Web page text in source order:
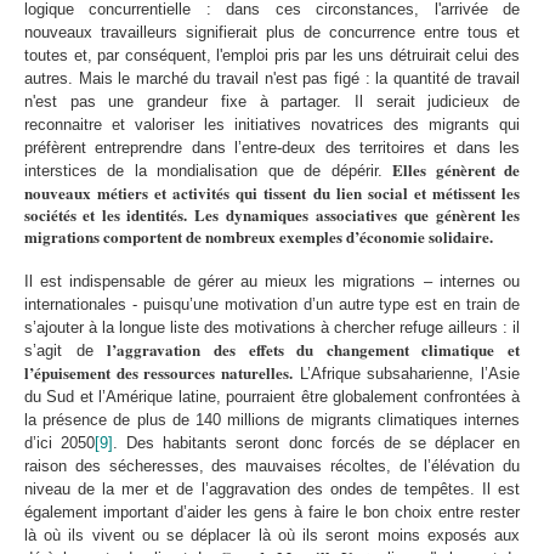
logique concurrentielle : dans ces circonstances, l'arrivée de
nouveaux travailleurs signifierait plus de concurrence entre tous et
toutes et, par conséquent, l'emploi pris par les uns détruirait celui des
autres. Mais le marché du travail n'est pas figé : la quantité de travail
n'est pas une grandeur fixe à partager. Il serait judicieux de
reconnaitre et valoriser les initiatives novatrices des migrants qui
préfèrent entreprendre dans l’entre-deux des territoires et dans les
interstices de la mondialisation que de dépérir.Elles génèrent de
nouveaux métiers et activités qui tissent du lien social et métissent les
sociétés et les identités. Lesdynamiques associativesque génèrent les
migrations comportent de nombreux exemples d’économie solidaire.
Il est indispensable de gérer au mieux les migrations – internes ou
internationales - puisqu’une motivation d’un autre type est en train de
s’ajouter à la longue liste des motivations à chercher refuge ailleurs : il
s’agit del’aggravation des effets du changement climatique et
l’épuisement des ressources naturelles. L’Afrique subsaharienne, l’Asie
du Sud et l’Amérique latine, pourraient être globalement confrontées à
la présence de plus de 140 millions de migrants climatiques internes
d’ici 2050[9] . Des habitants seront donc forcés de se déplacer en
raison des sécheresses, des mauvaises récoltes, de l’élévation du
niveau de la mer et de l’aggravation des ondes de tempêtes. Il est
également important d’aider les gens à faire le bon choix entre rester
là où ils vivent ou se déplacer là où ils seront moins exposés aux